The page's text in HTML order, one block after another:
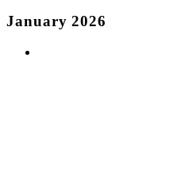
January 2026